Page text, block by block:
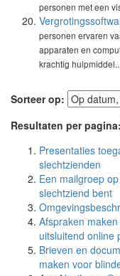
personen met een
personen ervaren
apparaten en
krachtig hulpmiddel...
Sorteer op:
Resultaten per pagina:
Presentaties
slechtzienden
Een mailgroep
slechtziend bent
Afspraken
uitsluitend online
Brieven en
maken voor